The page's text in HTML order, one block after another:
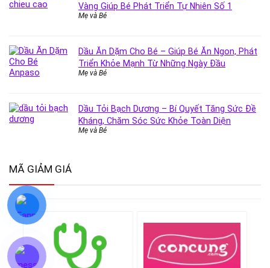
Vàng Giúp Bé Phát Triển Tự Nhiên Số 1
Mẹ và Bé
Dầu Ăn Dặm Cho Bé – Giúp Bé Ăn Ngon, Phát
Triển Khỏe Mạnh Từ Những Ngày Đầu
Mẹ và Bé
Dầu Tỏi Bạch Dương – Bí Quyết Tăng Sức Đề
Kháng, Chăm Sóc Sức Khỏe Toàn Diện
Mẹ và Bé
MÃ GIẢM GIÁ